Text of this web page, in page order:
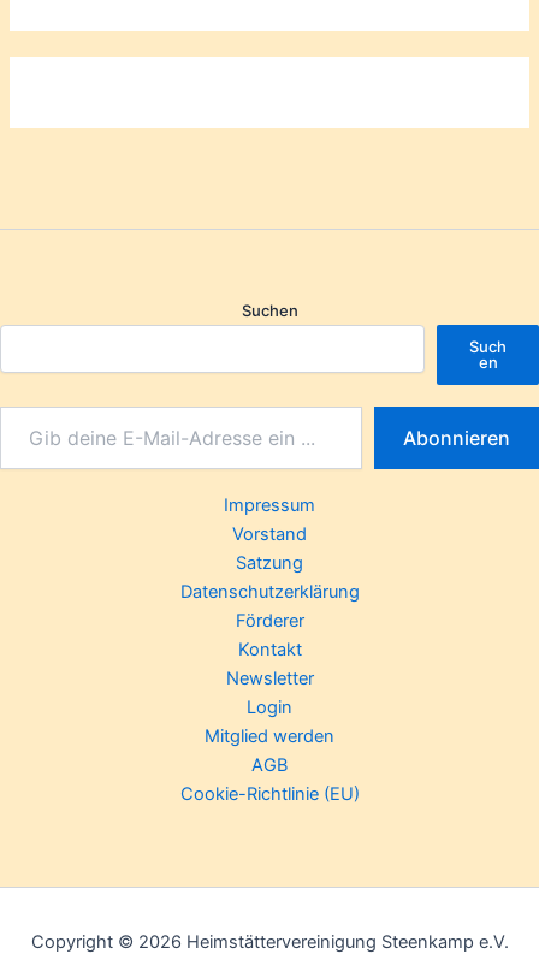
Suchen
Such
en
Abonnieren
Impressum
Vorstand
Satzung
Datenschutzerklärung
Förderer
Kontakt
Newsletter
Login
Mitglied werden
AGB
Cookie-Richtlinie (EU)
Copyright © 2026 Heimstättervereinigung Steenkamp e.V.